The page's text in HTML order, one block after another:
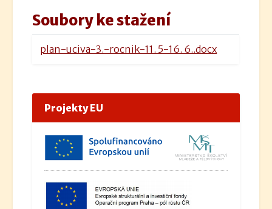
Soubory ke stažení
plan-uciva-3.-rocnik-11. 5-16. 6..docx
Projekty EU